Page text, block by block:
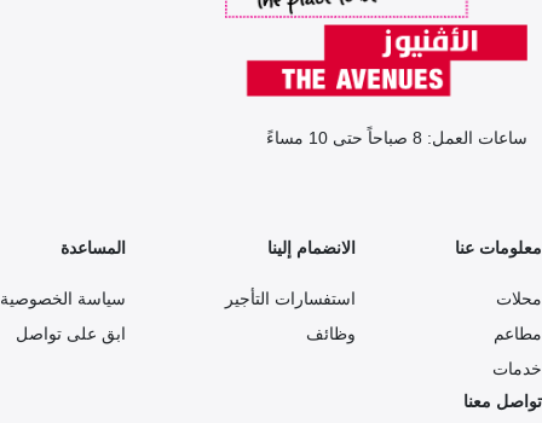
ساعات العمل: 8 صباحاً حتى 10 مساءً
معلومات عنا
محلات
مطاعم
خدمات
الانضمام إلينا
استفسارات التأجير
وظائف
المساعدة
سياسة الخصوصية
ابق على تواصل
تواصل معنا